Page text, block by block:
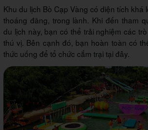
Khu du lịch Bò Cạp Vàng có diện tích khá
thoáng đãng, trong lành. Khi đến tham
du lịch này, bạn có thể trải nghiệm các
thú vị. Bên cạnh đó, bạn hoàn toàn có
thức uống để tổ chức cắm trại tại đây.